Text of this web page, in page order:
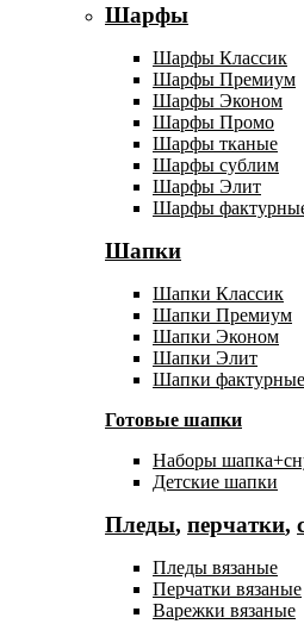
Шарфы
Шарфы Классик
Шарфы Премиум
Шарфы Эконом
Шарфы Промо
Шарфы тканые
Шарфы сублим
Шарфы Элит
Шарфы
Шапки
Шапки Классик
Шапки Премиум
Шапки Эконом
Шапки Элит
Шапки фактурные
Готовые шапки
Наборы
Детские шапки
Пледы, перчатки,
Пледы вязаные
Перчатки вязаные
Варежки вязаные